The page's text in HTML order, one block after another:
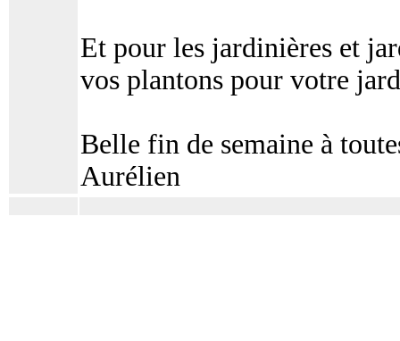
Et pour les jardinières et
vos plantons pour votre
Belle fin de semaine à
Aurélien